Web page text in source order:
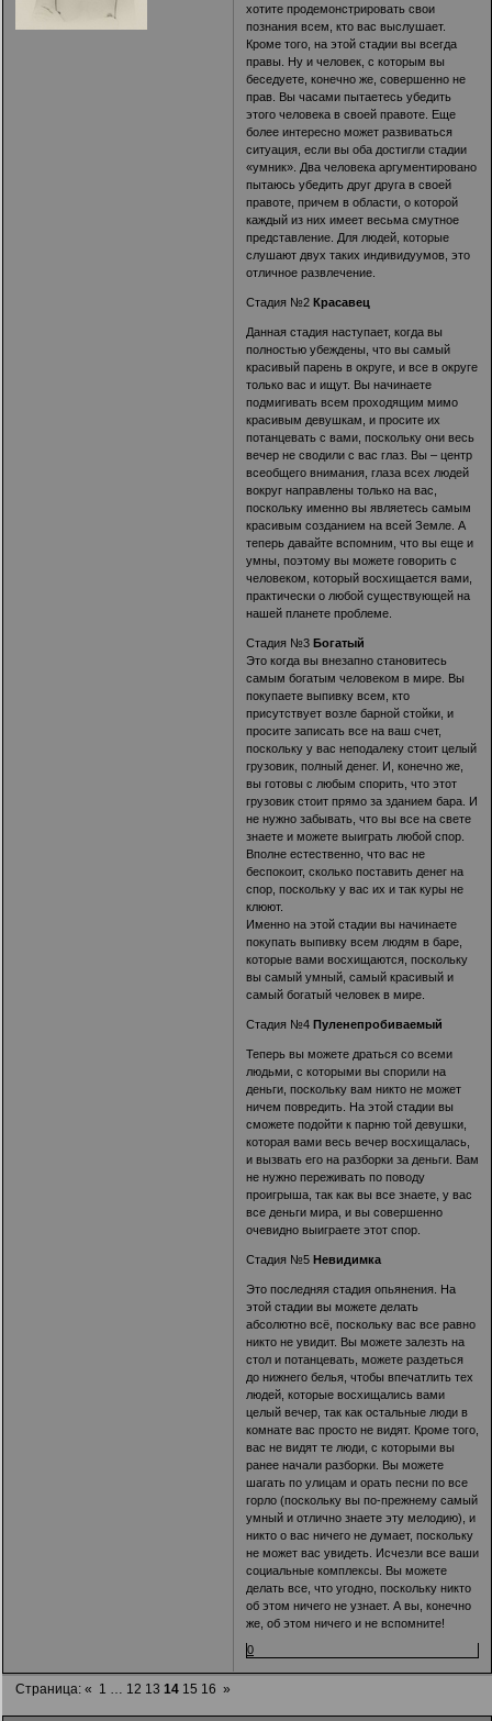
хотите продемонстрировать свои
познания всем, кто вас выслушает.
Кроме того, на этой стадии вы всегда
правы. Ну и человек, с которым вы
беседуете, конечно же, совершенно не
прав. Вы часами пытаетесь убедить
этого человека в своей правоте. Еще
более интересно может развиваться
ситуация, если вы оба достигли стадии
«умник». Два человека аргументировано
пытаюсь убедить друг друга в своей
правоте, причем в области, о которой
каждый из них имеет весьма смутное
представление. Для людей, которые
слушают двух таких индивидуумов, это
отличное развлечение.
Стадия №2Красавец
Данная стадия наступает, когда вы
полностью убеждены, что вы самый
красивый парень в округе, и все в округе
только вас и ищут. Вы начинаете
подмигивать всем проходящим мимо
красивым девушкам, и просите их
потанцевать с вами, поскольку они весь
вечер не сводили с вас глаз. Вы – центр
всеобщего внимания, глаза всех людей
вокруг направлены только на вас,
поскольку именно вы являетесь самым
красивым созданием на всей Земле. А
теперь давайте вспомним, что вы еще и
умны, поэтому вы можете говорить с
человеком, который восхищается вами,
практически о любой существующей на
нашей планете проблеме.
Стадия №3Богатый
Это когда вы внезапно становитесь
самым богатым человеком в мире. Вы
покупаете выпивку всем, кто
присутствует возле барной стойки, и
просите записать все на ваш счет,
поскольку у вас неподалеку стоит целый
грузовик, полный денег. И, конечно же,
вы готовы с любым спорить, что этот
грузовик стоит прямо за зданием бара. И
не нужно забывать, что вы все на свете
знаете и можете выиграть любой спор.
Вполне естественно, что вас не
беспокоит, сколько поставить денег на
спор, поскольку у вас их и так куры не
клюют.
Именно на этой стадии вы начинаете
покупать выпивку всем людям в баре,
которые вами восхищаются, поскольку
вы самый умный, самый красивый и
самый богатый человек в мире.
Стадия №4Пуленепробиваемый
Теперь вы можете драться со всеми
людьми, с которыми вы спорили на
деньги, поскольку вам никто не может
ничем повредить. На этой стадии вы
сможете подойти к парню той девушки,
которая вами весь вечер восхищалась,
и вызвать его на разборки за деньги. Вам
не нужно переживать по поводу
проигрыша, так как вы все знаете, у вас
все деньги мира, и вы совершенно
очевидно выиграете этот спор.
Стадия №5Невидимка
Это последняя стадия опьянения. На
этой стадии вы можете делать
абсолютно всё, поскольку вас все равно
никто не увидит. Вы можете залезть на
стол и потанцевать, можете раздеться
до нижнего белья, чтобы впечатлить тех
людей, которые восхищались вами
целый вечер, так как остальные люди в
комнате вас просто не видят. Кроме того,
вас не видят те люди, с которыми вы
ранее начали разборки. Вы можете
шагать по улицам и орать песни по все
горло (поскольку вы по-прежнему самый
умный и отлично знаете эту мелодию), и
никто о вас ничего не думает, поскольку
не может вас увидеть. Исчезли все ваши
социальные комплексы. Вы можете
делать все, что угодно, поскольку никто
об этом ничего не узнает. А вы, конечно
же, об этом ничего и не вспомните!
0
Страница:« 1 12 13 14 15 16 »